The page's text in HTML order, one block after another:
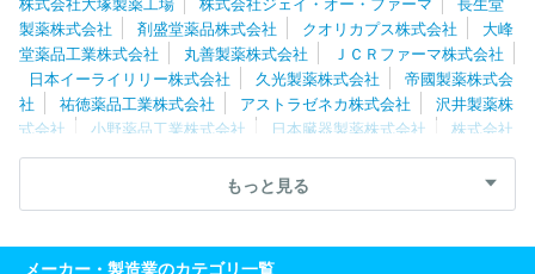
製薬株式会社
剤盛堂薬品株式会社 クオリカプス株式会社
大峰
堂薬品工業株式会社
丸善製薬株式会社
ＪＣＲファーマ株式会社
日本イーライリリー株式会社
久光製薬株式会社
帝國製薬株式会
社
祐徳薬品工業株式会社 アストラゼネカ株式会社
沢井製薬株
式会社
小野薬品工業株式会社 日本臓器製薬株式会社
株式会社
タウンズ
常盤薬品工業株式会社 株式会社医学生物学研究所
鶴
株式会社三和化学研究所
富士カプセル株式会社
株式会社池田模範堂
テイカ製薬株式会社
浜理薬品工業株式会
もっと見る
メーカー・製造業のカテゴリ一覧